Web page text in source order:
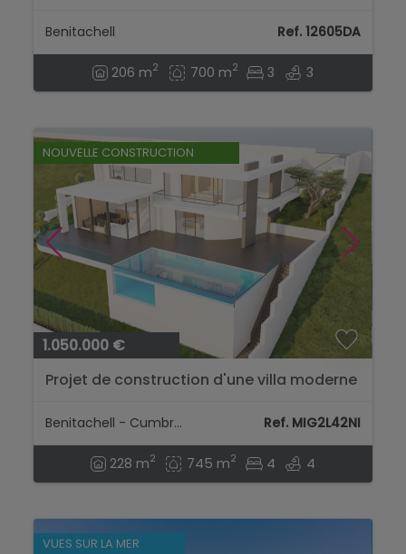
Benitachell Ref. 12605DA
206 m2 700 m2 3 3
NOUVELLE CONSTRUCTION
1.050.000 €
Projet de construction d'une villa moderne
Benitachell - Cumbre Del Sol Ref. MIG2L42NI
228 m2 745 m2 4 4
VUES SUR LA MER